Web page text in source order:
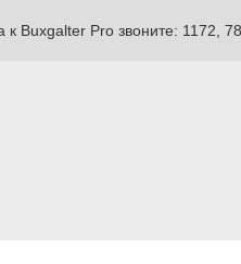
к Buxgalter Pro звоните: 1172,